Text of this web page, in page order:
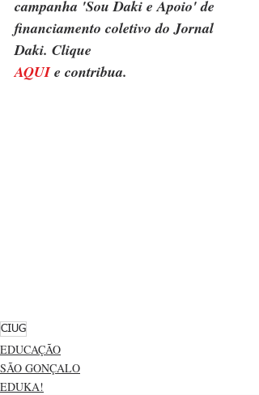
campanha 'Sou Daki e Apoio' de
financiamento coletivo do Jornal
Daki. Clique
AQUI e contribua.
CIUG
EDUCAÇÃO
SÃO GONÇALO
EDUKA!